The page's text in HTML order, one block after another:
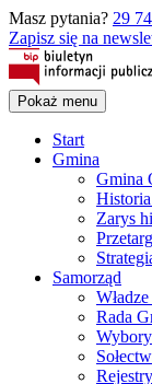
Masz pytania? 29
Zapisz się na
Pokaż menu
Start
Gmina
Gmina
Historia
Zarys
Samorząd
Rada
Wybory
Rejestry